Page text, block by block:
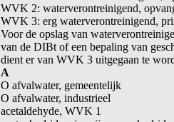
WVK 2: waterverontreinigend,
WVK 3: erg waterverontreinigend,
Voor de opslag van
van de DIBt of een bepaling van
dient er van WVK 3 uitgegaan te
A
O afvalwater, gemeentelijk
O afvalwater, industrieel
acetaldehyde, WVK 1